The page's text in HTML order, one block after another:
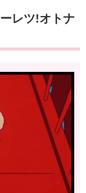
レツ!オトナ